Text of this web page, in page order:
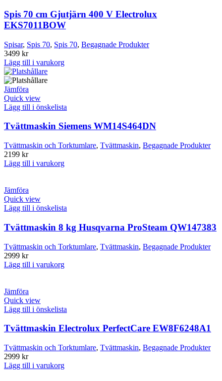
Spis 70 cm Gjutjärn 400 V Electrolux
EKS7011BOW
Spisar, Spis 70, Spis 70, Begagnade Produkter
3499 kr
Lägg till i varukorg
Jämföra
Quick view
Lägg till i önskelista
Tvättmaskin Siemens WM14S464DN
Tvättmaskin och Torktumlare, Tvättmaskin, Begagnade Produkter
2199 kr
Lägg till i varukorg
Jämföra
Quick view
Lägg till i önskelista
Tvättmaskin 8 kg Husqvarna ProSteam QW147383
Tvättmaskin och Torktumlare, Tvättmaskin, Begagnade Produkter
2999 kr
Lägg till i varukorg
Jämföra
Quick view
Lägg till i önskelista
Tvättmaskin Electrolux PerfectCare EW8F6248A1
Tvättmaskin och Torktumlare, Tvättmaskin, Begagnade Produkter
2999 kr
Lägg till i varukorg